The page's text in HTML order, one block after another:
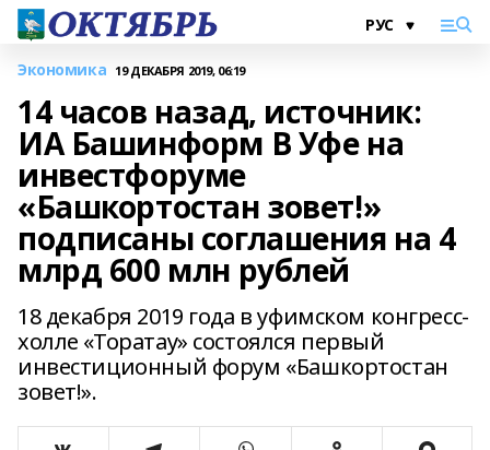
Экономика 19 ДЕКАБРЯ 2019, 06:19
14 часов назад, источник:
ИА Башинформ В Уфе на
инвестфоруме
«Башкортостан зовет!»
подписаны соглашения на 4
млрд 600 млн рублей
18 декабря 2019 года в уфимском конгресс-
холле «Торатау» состоялся первый
инвестиционный форум «Башкортостан
зовет!».